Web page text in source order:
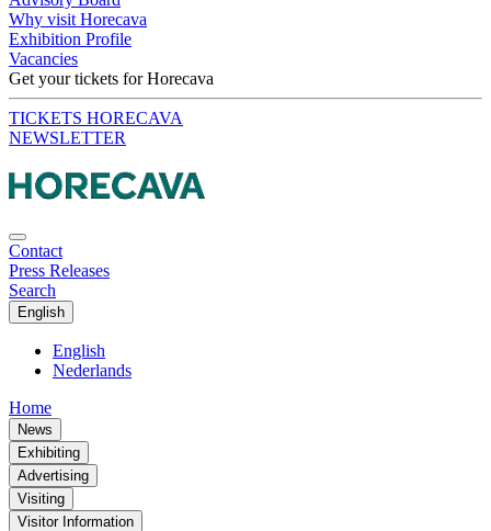
Why visit Horecava
Exhibition Profile
Vacancies
Get your tickets for Horecava
TICKETS HORECAVA
NEWSLETTER
Contact
Press Releases
Search
English
English
Nederlands
Home
News
Exhibiting
Advertising
Visiting
Visitor Information